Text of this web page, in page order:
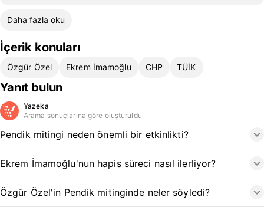
Daha fazla oku
İçerik konuları
Özgür Özel Ekrem İmamoğlu CHP TÜİK
Yanıt bulun
Yazeka
Arama sonuçlarına göre oluşturuldu
Pendik mitingi neden önemli bir etkinlikti?
Ekrem İmamoğlu'nun hapis süreci nasıl ilerliyor?
Özgür Özel'in Pendik mitinginde neler söyledi?